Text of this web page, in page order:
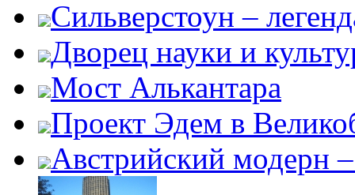
Сильверстоун –
Дворец науки и
Мост Алькантара
Проект Эдем в
Австрийский модерн